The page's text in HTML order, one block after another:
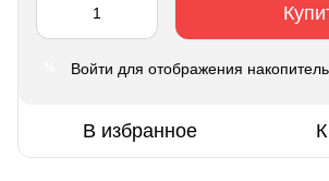
Войти для отображения
В избранное